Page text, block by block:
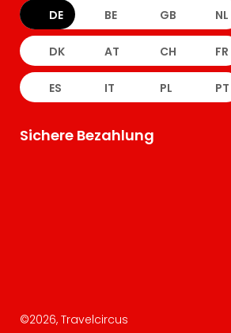
DE BE GB NL
DK AT CH FR
ES IT PL PT
Sichere Bezahlung
©2026, Travelcircus